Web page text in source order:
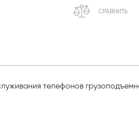
СРАВНИТЬ
телефонов